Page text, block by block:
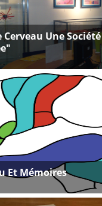
Une Société
Et Mémoires